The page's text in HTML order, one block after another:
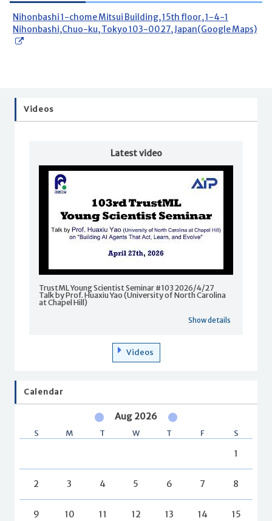
Nihonbashi 1-chome Mitsui Building, 15th floor, 1-4-1
Nihonbashi,Chuo-ku, Tokyo 103-0027, Japan(Google Maps)
Videos
Latest video
TrustML Young Scientist Seminar #103 2026/4/27
Talk by Prof. Huaxiu Yao (University of North Carolina
at Chapel Hill)
Show details
Videos
Calendar
Aug 2026
S M T W T F S
1
2 3 4 5 6 7 8
9 10 11 12 13 14 15